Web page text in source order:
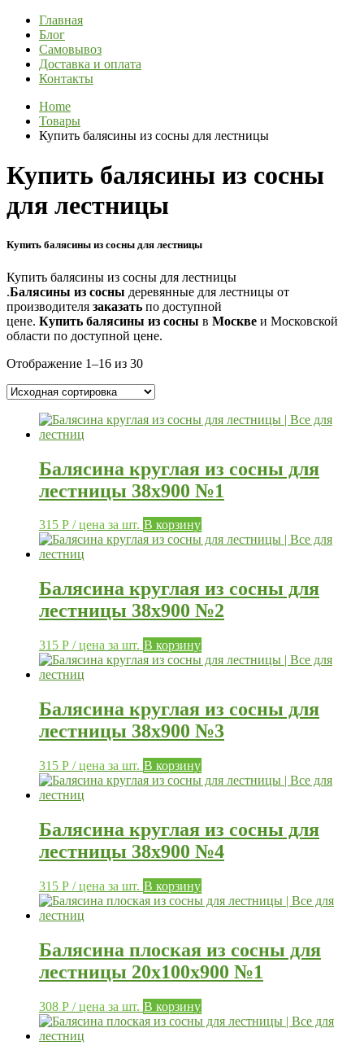
Главная
Блог
Самовывоз
Доставка и оплата
Контакты
Home
Товары
Купить балясины из сосны для лестницы
Купить балясины из сосны
для лестницы
Купить балясины из сосны для лестницы
Купить балясины из сосны для лестницы
.Балясины из сосны деревянные для лестницы от
производителя заказать по доступной
цене. Купить балясины из сосны в Москве и Московской
области по доступной цене.
Отображение 1–16 из 30
Балясина круглая из сосны для
лестницы 38х900 №1
315 Р / цена за шт. В корзину
Балясина круглая из сосны для
лестницы 38х900 №2
315 Р / цена за шт. В корзину
Балясина круглая из сосны для
лестницы 38х900 №3
315 Р / цена за шт. В корзину
Балясина круглая из сосны для
лестницы 38х900 №4
315 Р / цена за шт. В корзину
Балясина плоская из сосны для
лестницы 20х100х900 №1
308 Р / цена за шт. В корзину